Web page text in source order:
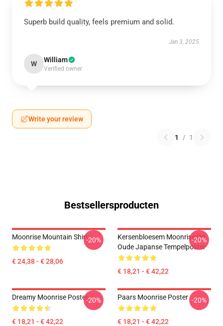
Superb build quality, feels premium and solid.
Jan 3, 2025
W William
Verified owner
Write your review
1 / 1
Bestsellersproducten
Moonrise Mountain Shirt
€ 24,38 - € 28,06
-20%
Kersenbloesem Moonrise Op
Oude Japanse Tempelposter
€ 18,21 - € 42,22
-20%
Dreamy Moonrise Poster
€ 18,21 - € 42,22
-20% Paars Moonrise Poster
€ 18,21 - € 42,22
-20%